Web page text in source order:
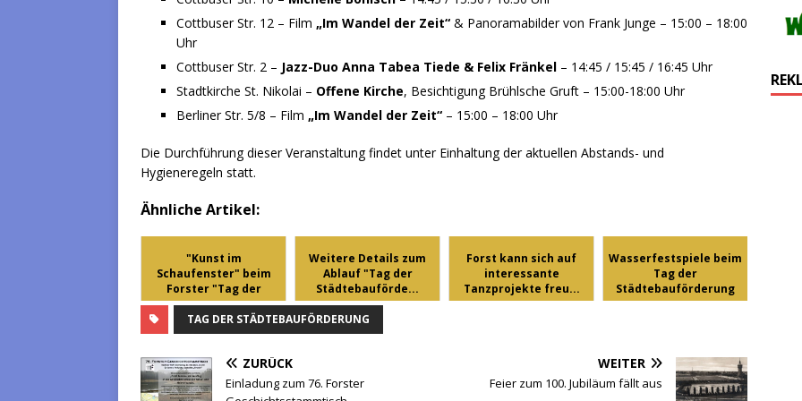
Cottbuser Str. 12 – Film „Im Wandel der Zeit“ & Panoramabilder von Frank Junge – 15:00 – 18:00
Uhr
Cottbuser Str. 2 – Jazz-Duo Anna Tabea Tiede & Felix Fränkel – 14:45 / 15:45 / 16:45 Uhr
Stadtkirche St. Nikolai – Offene Kirche, Besichtigung Brühlsche Gruft – 15:00-18:00 Uhr
Berliner Str. 5/8 – Film „Im Wandel der Zeit“ – 15:00 – 18:00 Uhr
Die Durchführung dieser Veranstaltung findet unter Einhaltung der aktuellen Abstands- und
Hygieneregeln statt.
Ähnliche Artikel:
"Kunst im
Schaufenster" beim
Forster "Tag der
Städ...
Weitere Details zum
Ablauf "Tag der
Städtebauförde...
Forst kann sich auf
interessante
Tanzprojekte freu...
Wasserfestspiele beim
Tag der
Städtebauförderung
TAG DER STÄDTEBAUFÖRDERUNG
ZURÜCK
Einladung zum 76. Forster
WEITER
Feier zum 100. Jubiläum fällt aus